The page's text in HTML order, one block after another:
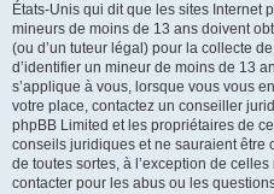
États-Unis qui dit que les sites Internet
mineurs de moins de 13 ans doivent
(ou d’un tuteur légal) pour la collecte
d’identifier un mineur de moins de 13
s’applique à vous, lorsque vous vous
votre place, contactez un conseiller
phpBB Limited et les propriétaires de
conseils juridiques et ne sauraient être
de toutes sortes, à l’exception de
contacter pour les abus ou les